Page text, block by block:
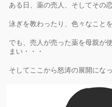
ある日、薬の売人、そしてその
泳ぎを教わったり、色々なこと
でも、売人が売った薬を母親が
まい・・・
そしてここから怒涛の展開にな